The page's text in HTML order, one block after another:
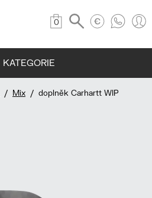
0
KATEGORIE
/ Mix / doplněk Carhartt WIP